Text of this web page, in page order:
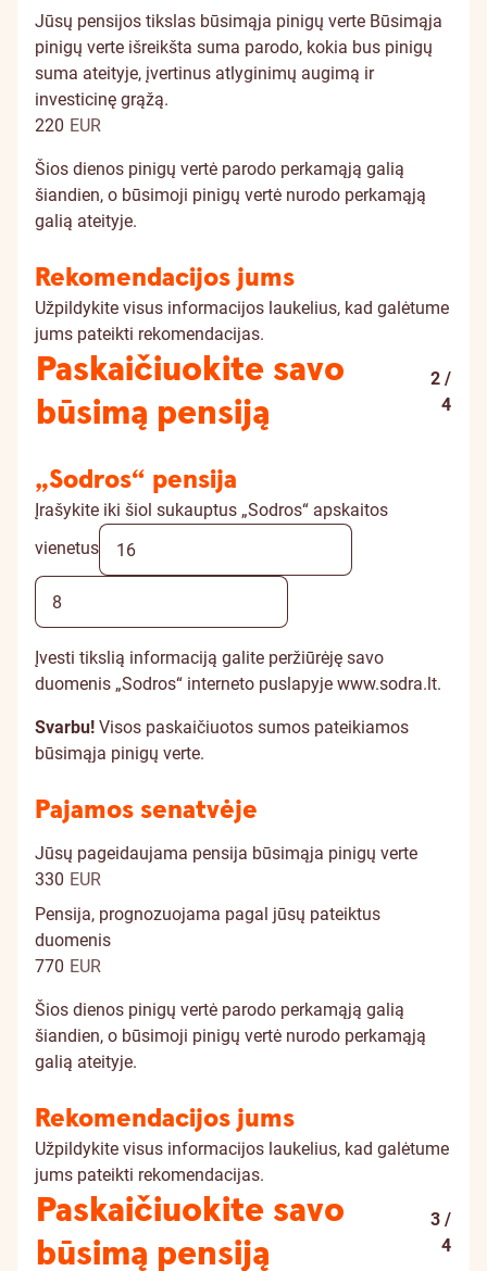
Jūsų pensijos tikslas būsimąja pinigų verte Būsimąja
pinigų verte išreikšta suma parodo, kokia bus pinigų
suma ateityje, įvertinus atlyginimų augimą ir
investicinę grąžą.
220 EUR
Šios dienos pinigų vertė parodo perkamąją galią
šiandien, o būsimoji pinigų vertė nurodo perkamąją
galią ateityje.
Rekomendacijos jums
Užpildykite visus informacijos laukelius, kad galėtume
jums pateikti rekomendacijas.
Paskaičiuokite savo
būsimą pensiją
2 /
4
„Sodros“ pensija
Įrašykite iki šiol sukauptus „Sodros“ apskaitos
vienetus
Įvesti tikslią informaciją galite peržiūrėję savo
duomenis „Sodros“ interneto puslapyje www.sodra.lt.
Svarbu! Visos paskaičiuotos sumos pateikiamos
būsimąja pinigų verte.
Pajamos senatvėje
Jūsų pageidaujama pensija būsimąja pinigų verte
330 EUR
Pensija, prognozuojama pagal jūsų pateiktus
duomenis
770 EUR
Šios dienos pinigų vertė parodo perkamąją galią
šiandien, o būsimoji pinigų vertė nurodo perkamąją
galią ateityje.
Rekomendacijos jums
Užpildykite visus informacijos laukelius, kad galėtume
jums pateikti rekomendacijas.
Paskaičiuokite savo
būsimą pensiją
3 /
4